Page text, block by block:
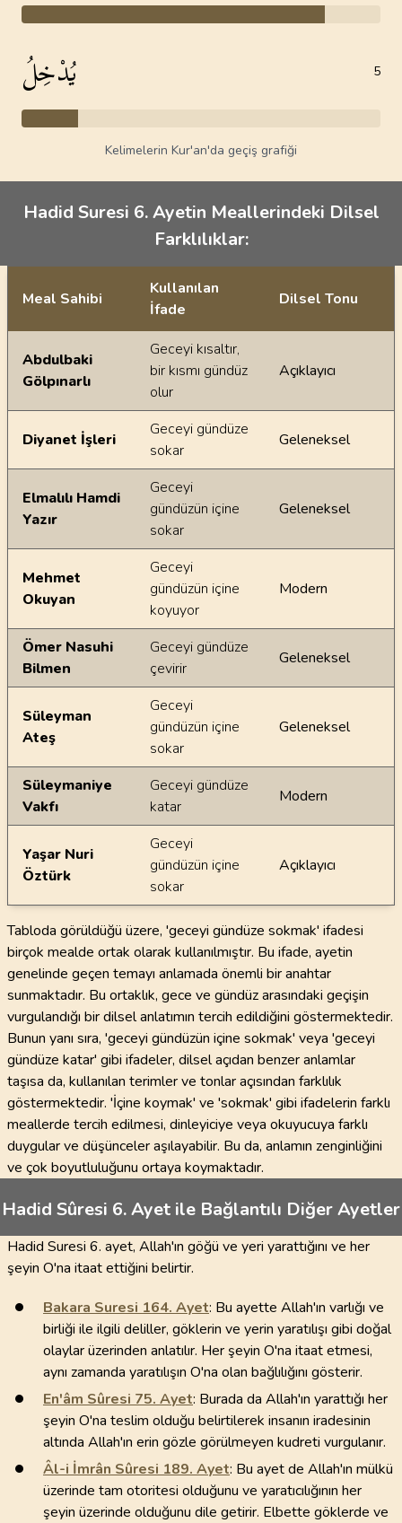
يُدْخِلُ 5
Kelimelerin Kur'an'da geçiş grafiği
Hadid Suresi 6. Ayetin Meallerindeki Dilsel
Farklılıklar:
Ayetin meallerindeki dilsel farklılıklar
Meal Sahibi
Kullanılan
İfade
Dilsel Tonu
Abdulbaki
Gölpınarlı
Geceyi kısaltır,
bir kısmı gündüz
olur
Açıklayıcı
Diyanet İşleri
Geceyi gündüze
sokar
Geleneksel
Elmalılı Hamdi
Yazır
Geceyi
gündüzün içine
sokar
Geleneksel
Mehmet
Okuyan
Geceyi
gündüzün içine
koyuyor
Modern
Ömer Nasuhi
Bilmen
Geceyi gündüze
çevirir
Geleneksel
Süleyman
Ateş
Geceyi
gündüzün içine
sokar
Geleneksel
Süleymaniye
Vakfı
Geceyi gündüze
katar
Modern
Yaşar Nuri
Öztürk
Geceyi
gündüzün içine
sokar
Açıklayıcı
Tabloda görüldüğü üzere, 'geceyi gündüze sokmak' ifadesi
birçok mealde ortak olarak kullanılmıştır. Bu ifade, ayetin
genelinde geçen temayı anlamada önemli bir anahtar
sunmaktadır. Bu ortaklık, gece ve gündüz arasındaki geçişin
vurgulandığı bir dilsel anlatımın tercih edildiğini göstermektedir.
Bunun yanı sıra, 'geceyi gündüzün içine sokmak' veya 'geceyi
gündüze katar' gibi ifadeler, dilsel açıdan benzer anlamlar
taşısa da, kullanılan terimler ve tonlar açısından farklılık
göstermektedir. 'İçine koymak' ve 'sokmak' gibi ifadelerin farklı
meallerde tercih edilmesi, dinleyiciye veya okuyucuya farklı
duygular ve düşünceler aşılayabilir. Bu da, anlamın zenginliğini
ve çok boyutluluğunu ortaya koymaktadır.
Hadid Sûresi 6. Ayet ile Bağlantılı Diğer Ayetler
Hadid Suresi 6. ayet, Allah'ın göğü ve yeri yarattığını ve her
şeyin O'na itaat ettiğini belirtir.
Bakara Suresi 164. Ayet: Bu ayette Allah'ın varlığı ve
birliği ile ilgili deliller, göklerin ve yerin yaratılışı gibi doğal
olaylar üzerinden anlatılır. Her şeyin O'na itaat etmesi,
aynı zamanda yaratılışın O'na olan bağlılığını gösterir.
En'âm Sûresi 75. Ayet: Burada da Allah'ın yarattığı her
şeyin O'na teslim olduğu belirtilerek insanın iradesinin
altında Allah'ın erin gözle görülmeyen kudreti vurgulanır.
Âl-i İmrân Sûresi 189. Ayet: Bu ayet de Allah'ın mülkü
üzerinde tam otoritesi olduğunu ve yaratıcılığının her
şeyin üzerinde olduğunu dile getirir. Elbette göklerde ve